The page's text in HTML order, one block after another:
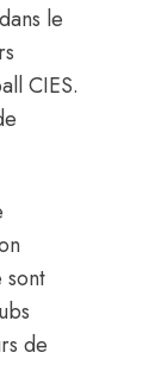
le
CIES.
de